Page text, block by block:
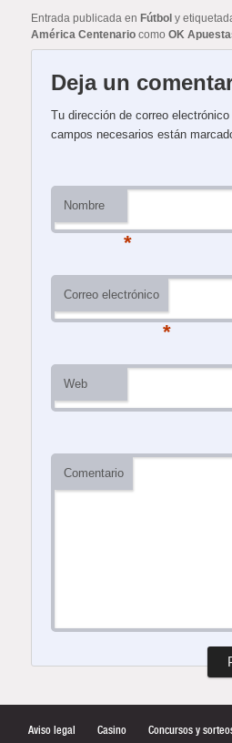
Entrada publicada en Fútbol y
América Centenario comoOK
Deja un
Tu dirección de correo electrónico
campos necesarios están
Nombre
*
Correo electrónico
*
Web
Comentario
Aviso legal Casino Concursos y